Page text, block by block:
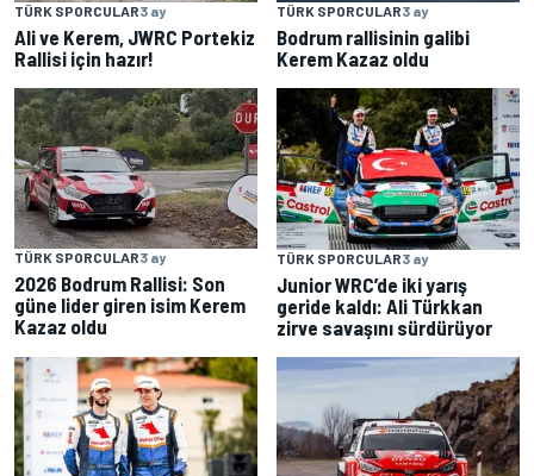
TÜRK SPORCULAR3 ay
Ali ve Kerem, JWRC Portekiz
Rallisi için hazır!
TÜRK SPORCULAR3 ay
Bodrum rallisinin galibi
Kerem Kazaz oldu
TÜRK SPORCULAR3 ay
2026 Bodrum Rallisi: Son
güne lider giren isim Kerem
Kazaz oldu
TÜRK SPORCULAR3 ay
Junior WRC’de iki yarış
geride kaldı: Ali Türkkan
zirve savaşını sürdürüyor